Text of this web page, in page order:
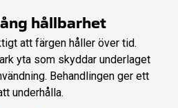
hållbarhet
att färgen håller över tid.
yta som skyddar underlaget
Behandlingen ger ett
underhålla.